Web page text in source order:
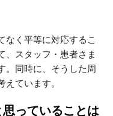
なく平等に対応するこ
、スタッフ・患者さま
。同時に、そうした周
ています。
思っていることは